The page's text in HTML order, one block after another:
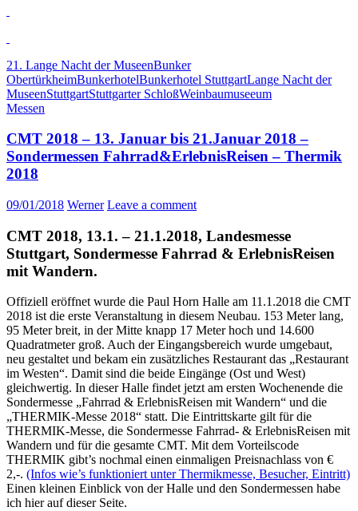
21. Lange Nacht der MuseenBunker
ObertürkheimBunkerhotelBunkerhotel StuttgartLange Nacht der
MuseenStuttgartStuttgarter SchloßWeinbaumuseeum
Messen
CMT 2018 – 13. Januar bis 21.Januar 2018 –
Sondermessen Fahrrad&ErlebnisReisen – Thermik
2018
09/01/2018 Werner Leave a comment
CMT 2018, 13.1. – 21.1.2018, Landesmesse
Stuttgart, Sondermesse Fahrrad & ErlebnisReisen
mit Wandern.
Offiziell eröffnet wurde die Paul Horn Halle am 11.1.2018 die CMT
2018 ist die erste Veranstaltung in diesem Neubau. 153 Meter lang,
95 Meter breit, in der Mitte knapp 17 Meter hoch und 14.600
Quadratmeter groß. Auch der Eingangsbereich wurde umgebaut,
neu gestaltet und bekam ein zusätzliches Restaurant das „Restaurant
im Westen“. Damit sind die beide Eingänge (Ost und West)
gleichwertig. In dieser Halle findet jetzt am ersten Wochenende die
Sondermesse „Fahrrad & ErlebnisReisen mit Wandern“ und die
„THERMIK-Messe 2018“ statt. Die Eintrittskarte gilt für die
THERMIK-Messe, die Sondermesse Fahrrad- & ErlebnisReisen mit
Wandern und für die gesamte CMT. Mit dem Vorteilscode
THERMIK gibt’s nochmal einen einmaligen Preisnachlass von €
2,-. (Infos wie’s funktioniert unter Thermikmesse, Besucher, Eintritt)
Einen kleinen Einblick von der Halle und den Sondermessen habe
ich hier auf dieser Seite.